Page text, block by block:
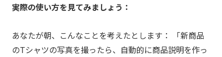
実際の使い方を見てみましょう：
あなたが朝、こんなことを考えたとします： 「新商品
のTシャツの写真を撮ったら、自動的に商品説明を作っ